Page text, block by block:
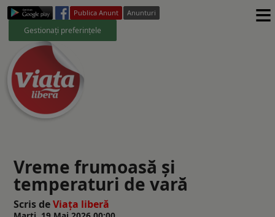
Publica Anunt Anunturi
Gestionați preferințele ≡
Vreme frumoasă şi
temperaturi de vară
Scris deViaţa liberă